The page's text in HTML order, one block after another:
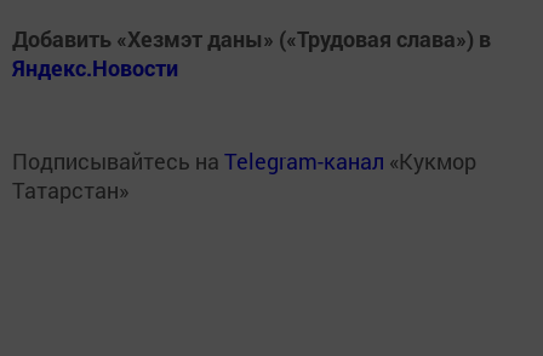
Добавить «Хезмэт даны» («Трудовая слава») в
Яндекс.Новости
Подписывайтесь на Telegram-канал «Кукмор
Татарстан»